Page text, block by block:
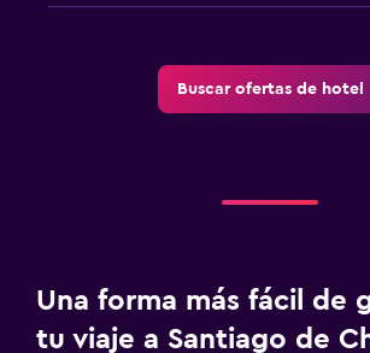
Buscar ofertas de hotel
Una forma más fácil de
tu viaje a Santiago de